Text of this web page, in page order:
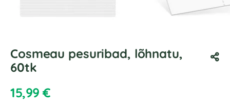
Cosmeau pesuribad, lõhnatu,
60tk
15,99€